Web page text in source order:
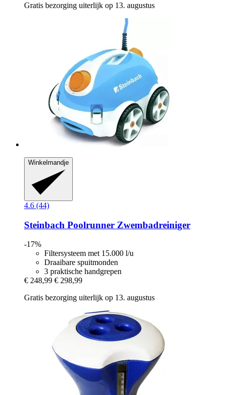
Gratis bezorging uiterlijk op 13. augustus
Winkelmandje
4.6 (44)
Steinbach Poolrunner Zwembadreiniger
-17%
Filtersysteem met 15.000 l/u
Draaibare spuitmonden
3 praktische handgrepen
€ 248,99 € 298,99
Gratis bezorging uiterlijk op 13. augustus